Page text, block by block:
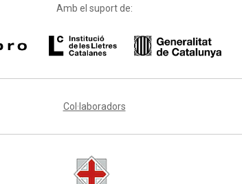
Amb el suport de:
Col·laboradors